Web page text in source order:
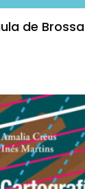
de Brossa